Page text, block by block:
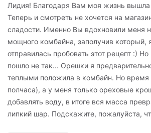
Лидия! Благодаря Вам моя жизнь вышла
Теперь и смотреть не хочется на
сладости. Именно Вы вдохновили меня
мощного комбайна, заполучив
отправилась пробовать этот рецепт :)
пошло не так... Орешки я
теплыми положила в комбайн. Но время
полчаса), а у меня только ореховые
добавлять воду, в итоге вся масса
липкий шар. Подскажите, пожалуйста,